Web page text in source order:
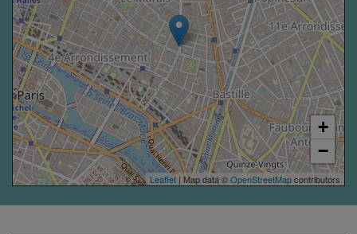
+
−
Leaflet| Map data ©OpenStreetMapcontributors